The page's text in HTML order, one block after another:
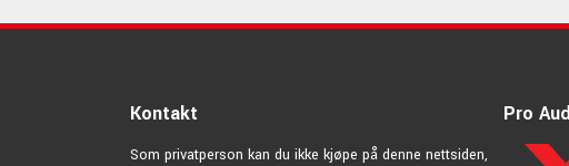
Kontakt
Som privatperson kan du ikke kjøpe på denne nettsiden,
Pro